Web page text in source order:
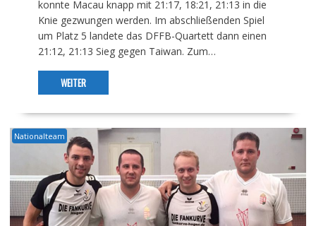
konnte Macau knapp mit 21:17, 18:21, 21:13 in die
Knie gezwungen werden. Im abschließenden Spiel
um Platz 5 landete das DFFB-Quartett dann einen
21:12, 21:13 Sieg gegen Taiwan. Zum…
WEITER
Nationalteam